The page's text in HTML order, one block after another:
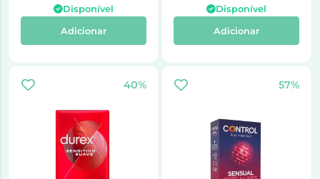
Disponível
Adicionar
Disponível
Adicionar
40% 57%